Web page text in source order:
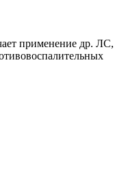
применение др. ЛС,